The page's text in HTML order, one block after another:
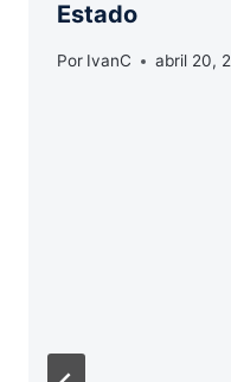
Estado
Por IvanC abril 20,